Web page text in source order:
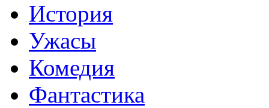
История
Ужасы
Комедия
Фантастика